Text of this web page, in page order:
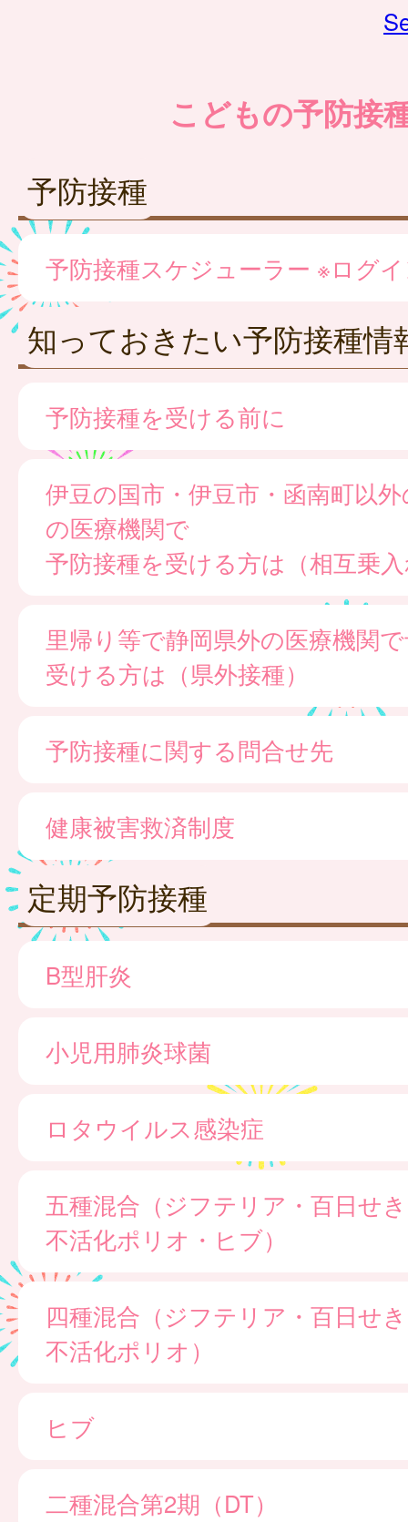
こどもの予防接
予防接種
予防接種スケジューラー ※ログ
知っておきたい予防接種情
予防接種を受ける前に
伊豆の国市・伊豆市・函南町以
の医療機関で
予防接種を受ける方は（相互乗
里帰り等で静岡県外の医療機関
受ける方は（県外接種）
予防接種に関する問合せ先
健康被害救済制度
定期予防接種
B型肝炎
小児用肺炎球菌
ロタウイルス感染症
五種混合（ジフテリア・百日せ
不活化ポリオ・ヒブ）
四種混合（ジフテリア・百日せ
不活化ポリオ）
ヒブ
二種混合第2期（DT）